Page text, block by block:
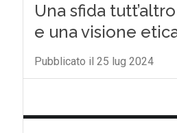
Una sfida
e una visione
Pubblicato il 25 lug 2024